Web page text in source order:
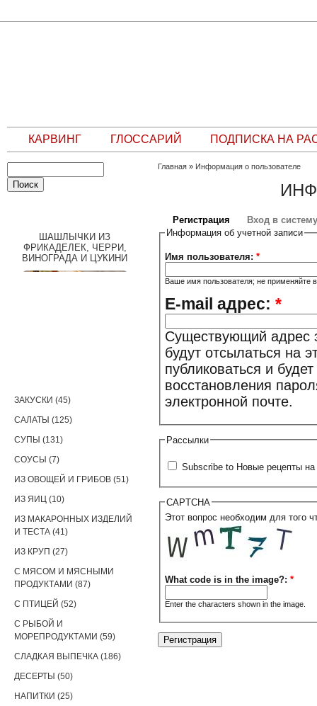
КАРВИНГ ГЛОССАРИЙ ПОДПИСКА НА
Главная » Информация о пользователе
Регистрация
Вход в систему
Информация об учетной записи
Имя пользователя:*
Ваше имя пользователя; не применяйте
E-mail адрес:*
Существующий адрес
будут отсылаться на
публиковаться и
восстановления
электронной почте.
Рассылки
Subscribe to Новые рецепты
CAPTCHA
Этот вопрос необходим для того
What code is in the image?:*
Enter the characters shown in the image.
ШАШЛЫЧКИ ИЗ
ФРИКАДЕЛЕК, ЧЕРРИ,
ВИНОГРАДА И ЦУКИНИ
ЗАКУСКИ (45)
САЛАТЫ (125)
СУПЫ (131)
СОУСЫ (7)
ИЗ ОВОЩЕЙ И ГРИБОВ (51)
ИЗ ЯИЦ (10)
ИЗ МАКАРОННЫХ ИЗДЕЛИЙ
И ТЕСТА (41)
ИЗ КРУП (27)
С МЯСОМ И МЯСНЫМИ
ПРОДУКТАМИ (87)
С ПТИЦЕЙ (52)
С РЫБОЙ И
МОРЕПРОДУКТАМИ (59)
СЛАДКАЯ ВЫПЕЧКА (186)
ДЕСЕРТЫ (50)
НАПИТКИ (25)